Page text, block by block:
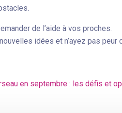
de l’aide à vos proches.
idées et n’ayez pas peur
en septembre : les défis et